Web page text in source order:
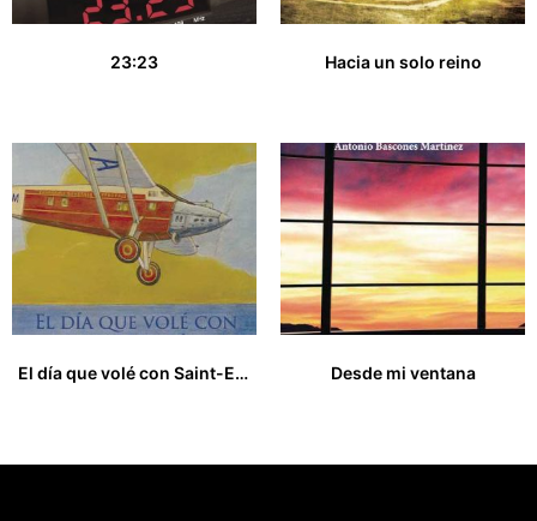
23:23
Hacia un solo reino
El día que volé con Saint-Exupéry y otros cuentos de aviación
Desde mi ventana